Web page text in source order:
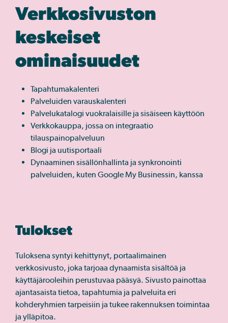
Verkkosivuston
keskeiset
ominaisuudet
Tapahtumakalenteri
Palveluiden varauskalenteri
Palvelukatalogi vuokralaisille ja sisäiseen käyttöön
Verkkokauppa, jossa on integraatio
tilauspainopalveluun
Blogi ja uutisportaali
Dynaaminen sisällönhallinta ja synkronointi
palveluiden, kuten Google My Businessin, kanssa
Tulokset
Tuloksena syntyi kehittynyt, portaalimainen
verkkosivusto, joka tarjoaa dynaamista sisältöä ja
käyttäjärooleihin perustuvaa pääsyä. Sivusto painottaa
ajantasaista tietoa, tapahtumia ja palveluita eri
kohderyhmien tarpeisiin ja tukee rakennuksen toimintaa
ja ylläpitoa.